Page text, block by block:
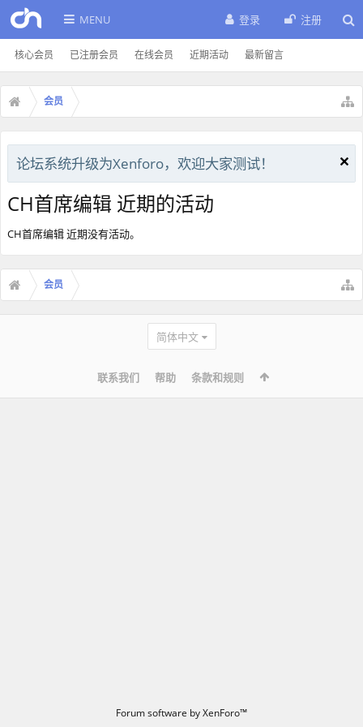
MENU
核心会员 已注册会员 在线会员 近期活动 最新留言
登录 注册
会员
论坛系统升级为Xenforo，欢迎大家测试！
CH首席编辑 近期的活动
CH首席编辑 近期没有活动。
会员
简体中文
联系我们 帮助 条款和规则
Forum software by XenForo™